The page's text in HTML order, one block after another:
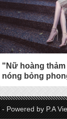
"Nữ hoàng
nóng bỏng
- Powered by P.A